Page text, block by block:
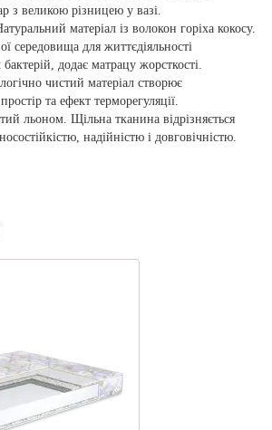
з великою різницею у вазі.
матеріал із волокон горіха кокосу.
середовища для життєдіяльності
додає матрацу жорсткості.
чистий матеріал створює
та ефект терморегуляції.
льоном. Щільна тканина відрізняється
надійністю і довговічністю.